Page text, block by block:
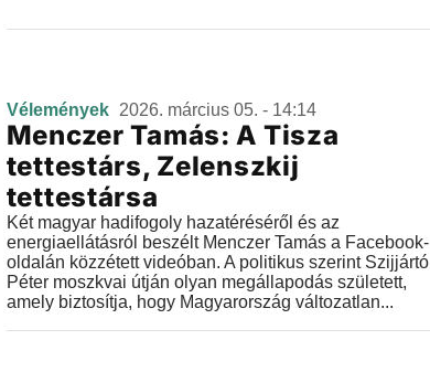
Vélemények 2026. március 05. - 14:14
Menczer Tamás: A Tisza
tettestárs, Zelenszkij
tettestársa
Két magyar hadifogoly hazatéréséről és az
energiaellátásról beszélt Menczer Tamás a Facebook-
oldalán közzétett videóban. A politikus szerint Szijjártó
Péter moszkvai útján olyan megállapodás született,
amely biztosítja, hogy Magyarország változatlan...